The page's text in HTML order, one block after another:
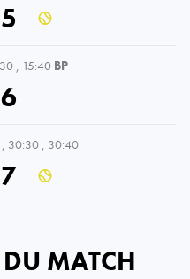
5
, 15:40 BP
6
, 30:30 , 30:40
7
DU MATCH